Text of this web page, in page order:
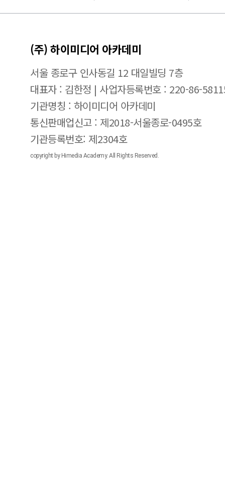
(주) 하이미디어 아카데미
서울 종로구 인사동길 12 대일빌딩 7층
대표자 : 김한정 | 사업자등록번호 : 220-86-
기관명칭 : 하이미디어 아카데미
통신판매업신고 : 제2018-서울종로-0495호
기관등록번호: 제2304호
copyright by Himedia Academy. All Rights Reserved.